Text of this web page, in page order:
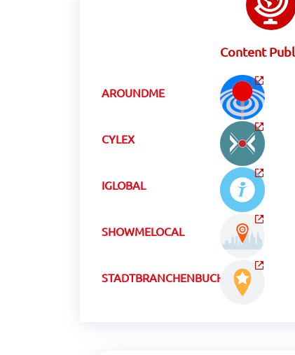
Content
AROUNDME
CYLEX
IGLOBAL
SHOWMELOCAL
STADTBRANCHENBUCHCH